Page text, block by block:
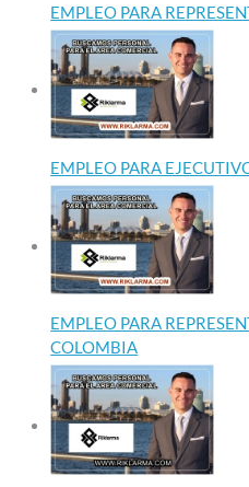
EMPLEO PARA
EMPLEO PARA
EMPLEO PARA
COLOMBIA